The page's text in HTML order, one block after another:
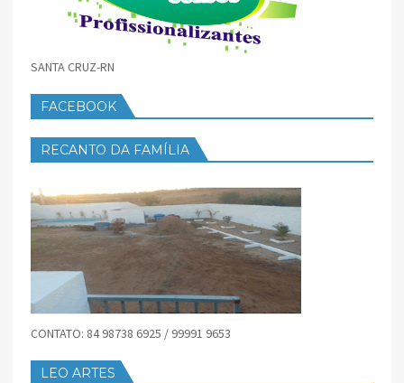
SANTA CRUZ-RN
FACEBOOK
RECANTO DA FAMÍLIA
CONTATO: 84 98738 6925 / 99991 9653
LEO ARTES